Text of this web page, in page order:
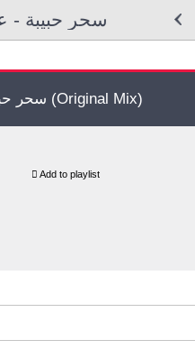
سحر حبيبة -
سحر حبيبة - عيونك فيها سحر (Original Mix)
Add to playlist